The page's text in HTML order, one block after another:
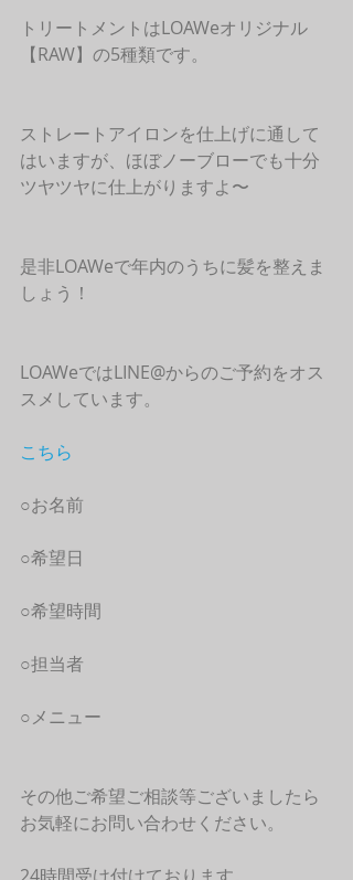
トリートメントはLOAWeオリジナル
【RAW】の5種類です。
ストレートアイロンを仕上げに通して
はいますが、ほぼノーブローでも十分
ツヤツヤに仕上がりますよ〜
是非LOAWeで年内のうちに髪を整えま
しょう！
LOAWeではLINE@からのご予約をオス
スメしています。
こちら
○お名前
○希望日
○希望時間
○担当者
○メニュー
その他ご希望ご相談等ございましたら
お気軽にお問い合わせください。